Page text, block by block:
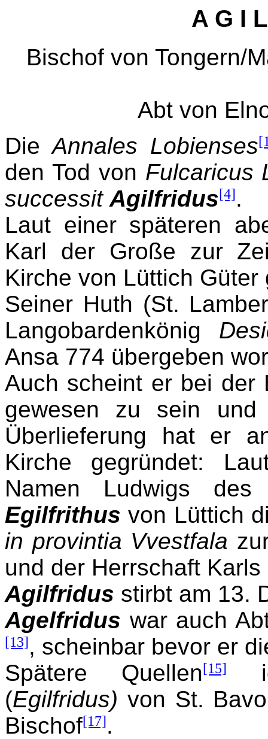
A G I
Bischof von Tongern/
Abt von
DieAnnales Lobienses
den Tod von Fulcaricus
successit Agilfridus[4].
Laut einer späteren
Karl der Große zur
Kirche von Lüttich Güter
Seiner Huth (St.
Langobardenkönig
Ansa 774 übergeben
Auch scheint er bei der
gewesen zu sein und
Überlieferung hat er
Kirche gegründet:
Namen Ludwigs des
Egilfrithus von Lüttich
in provintia Vvestfala
und der Herrschaft
Agilfridus stirbt am 13.
Agelfridus war auch
[13], scheinbar bevor er
Spätere Quellen[15]
(Egilfridus) von St.
Bischof[17].